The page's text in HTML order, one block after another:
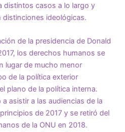
distintos casos a lo largo y
ideológicas.
de la presidencia de Donald
los derechos humanos se
lugar de mucho menor
de la política exterior
plano de la política interna.
asistir a las audiencias de la
de 2017 y se retiró del
de la ONU en 2018.